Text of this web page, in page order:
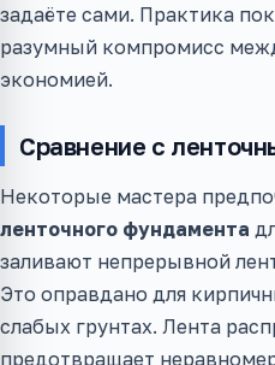
задаёте сами. Практика
разумный компромисс
экономией.
Сравнение с
Некоторые мастера
ленточного фундамента
заливают непрерывной
Это оправдано для
слабых грунтах. Лента
предотвращает